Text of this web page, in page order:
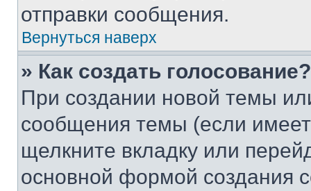
отправки сообщения.
Вернуться наверх
» Как создать голосование?
При создании новой темы
сообщения темы (если
щелкните вкладку или
основной формой создания